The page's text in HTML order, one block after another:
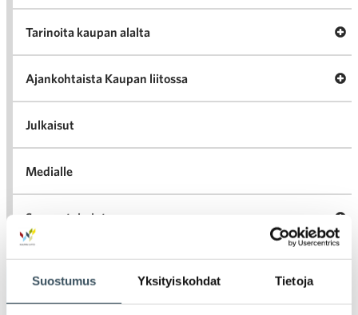
Suostumus Yksityiskohdat Tietoja
Tarinoita kaupan alalta
Ajankohtaista Kaupan liitossa
Julkaisut
Medialle
Seuraa toimintaamme